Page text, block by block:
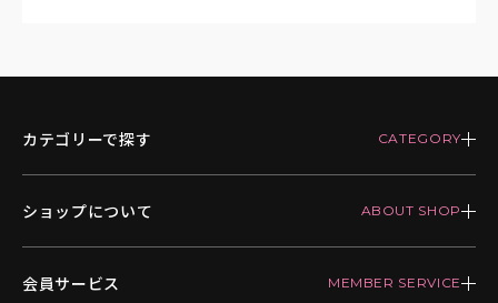
カテゴリーで探す
ショップについて
会員サービス